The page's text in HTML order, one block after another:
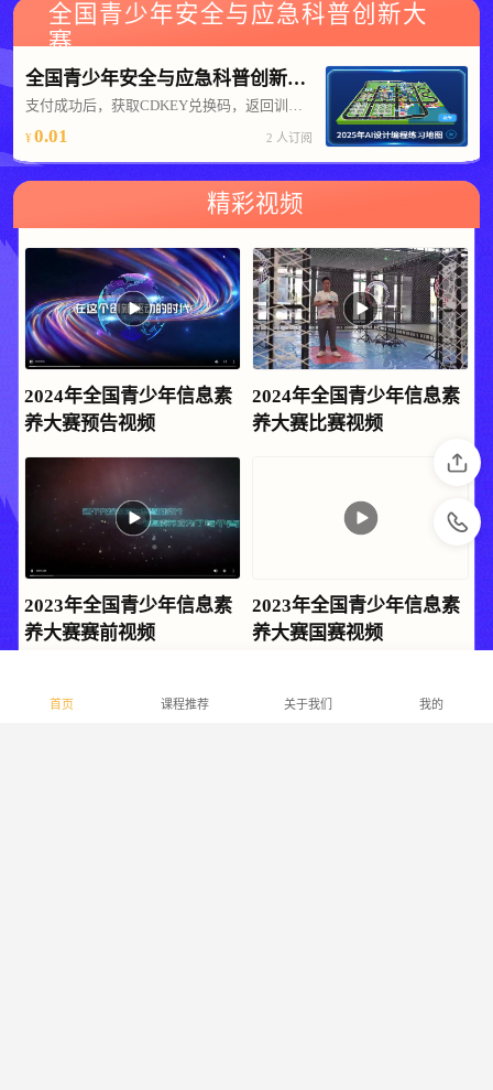
全国青少年安全与应急科普创新大
赛
全国青少年安全与应急科普创新大赛比赛训练
支付成功后，获取CDKEY兑换码，返回训练平台，兑换CDKEY即可查看对应内容
0.01 2 人订阅
精彩视频
2024年全国青少年信息素
养大赛预告视频
2024年全国青少年信息素
养大赛比赛视频
2023年全国青少年信息素
养大赛赛前视频
2023年全国青少年信息素
养大赛国赛视频
首页 课程推荐 关于我们 我的